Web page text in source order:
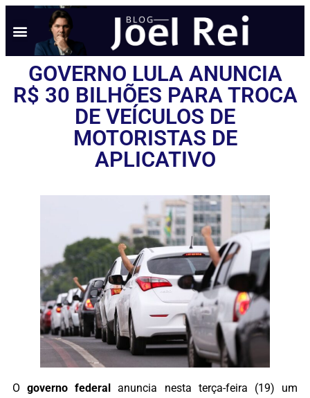
GOVERNO LULA ANUNCIA
R$ 30 BILHÕES PARA TROCA
DE VEÍCULOS DE
MOTORISTAS DE
APLICATIVO
Ogoverno federalanuncia nesta terça-feira (19) um